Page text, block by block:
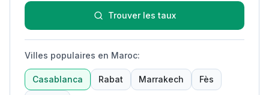
Trouver les taux
Villes populaires en Maroc:
Casablanca Rabat Marrakech Fès